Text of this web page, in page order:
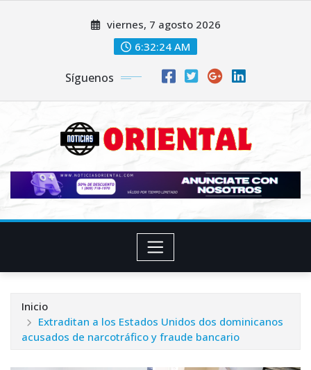
viernes, 7 agosto 2026
6:32:26 AM
Síguenos
Inicio
Extraditan a los Estados Unidos dos dominicanos
acusados de narcotráfico y fraude bancario